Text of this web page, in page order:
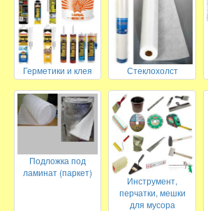
Герметики и клея Стеклохолст
Подложка под
ламинат (паркет)
Инструмент,
перчатки, мешки
для мусора